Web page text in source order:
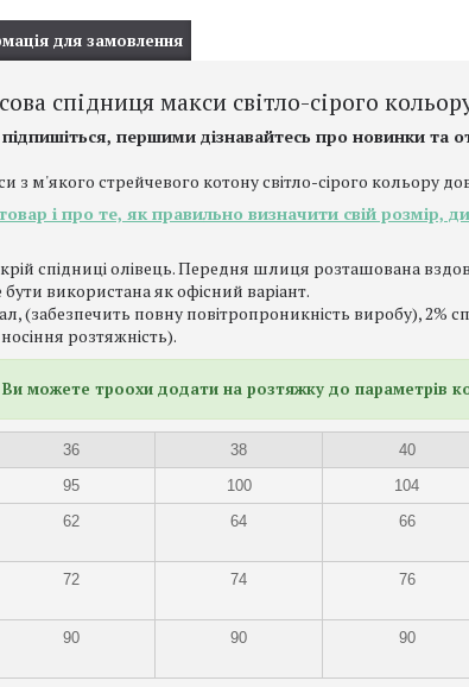
для замовлення
спідниця макси світло-сірого
підпишіться, першими дізнавайтесь про новинки та
з м'якого стрейчевого котону світло-сірого кольору
і про те, як правильно визначити свій розмір,
спідниці олівець. Передня шлиця розташована
використана як офісний варіант.
(забезпечить повну повітропроникність виробу), 2%
розтяжність).
можете троохи додати на розтяжку до параметрів
36 38 40
95 100 104
62 64 66
72 74 76
90 90 90